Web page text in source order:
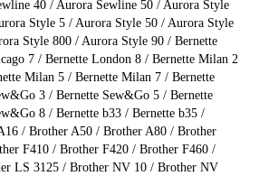
40 / Aurora Sewline 50 / Aurora Style
Style 5 / Aurora Style 50 / Aurora Style
Style 800 / Aurora Style 90 / Bernette
7 / Bernette London 8 / Bernette Milan 2
Milan 5 / Bernette Milan 7 / Bernette
3 / Bernette Sew&Go 5 / Bernette
8 / Bernette b33 / Bernette b35 /
/ Brother A50 / Brother A80 / Brother
F410 / Brother F420 / Brother F460 /
LS 3125 / Brother NV 10 / Brother NV